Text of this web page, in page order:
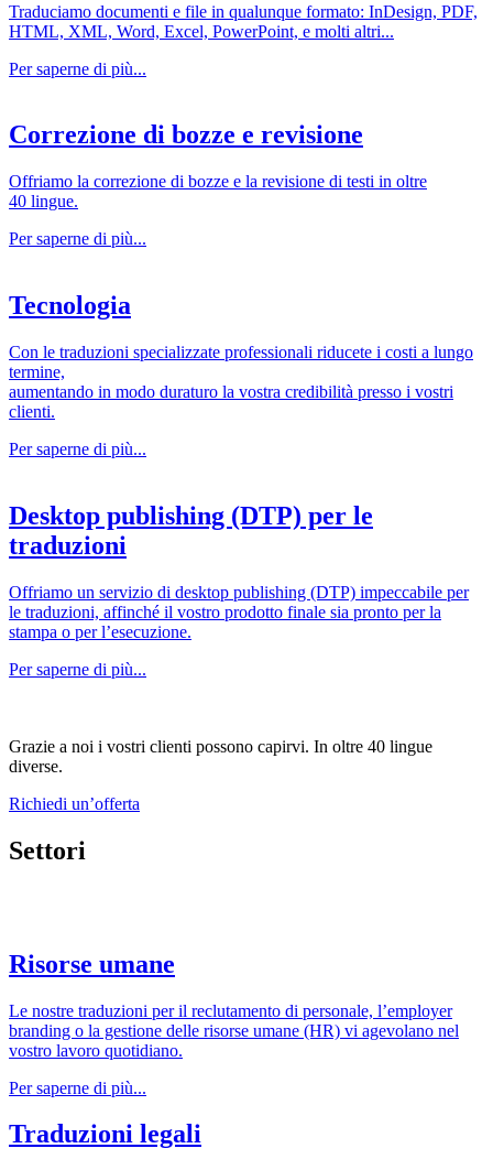
Traduciamo documenti e file in qualunque formato: InDesign, PDF,
HTML, XML, Word, Excel, PowerPoint, e molti altri...
Per saperne di più...
Correzione di bozze e revisione
Offriamo la correzione di bozze e la revisione di testi in oltre
40 lingue.
Per saperne di più...
Tecnologia
Con le traduzioni specializzate professionali riducete i costi a lungo
termine,
aumentando in modo duraturo la vostra credibilità presso i vostri
clienti.
Per saperne di più...
Desktop publishing (DTP) per le
traduzioni
Offriamo un servizio di desktop publishing (DTP) impeccabile per
le traduzioni, affinché il vostro prodotto finale sia pronto per la
stampa o per l’esecuzione.
Per saperne di più...
Grazie a noi i vostri clienti possono capirvi. In oltre 40 lingue
diverse.
Richiedi un’offerta
Settori
Risorse umane
Le nostre traduzioni per il reclutamento di personale, l’employer
branding o la gestione delle risorse umane (HR) vi agevolano nel
vostro lavoro quotidiano.
Per saperne di più...
Traduzioni legali